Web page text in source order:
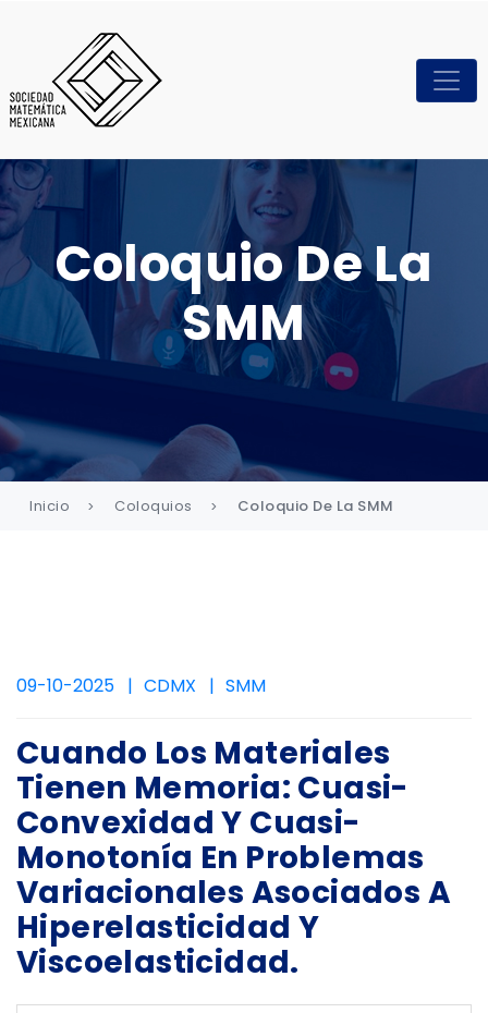
Coloquio De La
SMM
Inicio Coloquios Coloquio De La SMM
09-10-2025 CDMX SMM
Cuando Los Materiales
Tienen Memoria: Cuasi-
Convexidad Y Cuasi-
Monotonía En Problemas
Variacionales Asociados A
Hiperelasticidad Y
Viscoelasticidad.